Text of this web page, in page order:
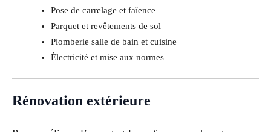
Pose de carrelage et faïence
Parquet et revêtements de sol
Plomberie salle de bain et cuisine
Électricité et mise aux normes
Rénovation extérieure